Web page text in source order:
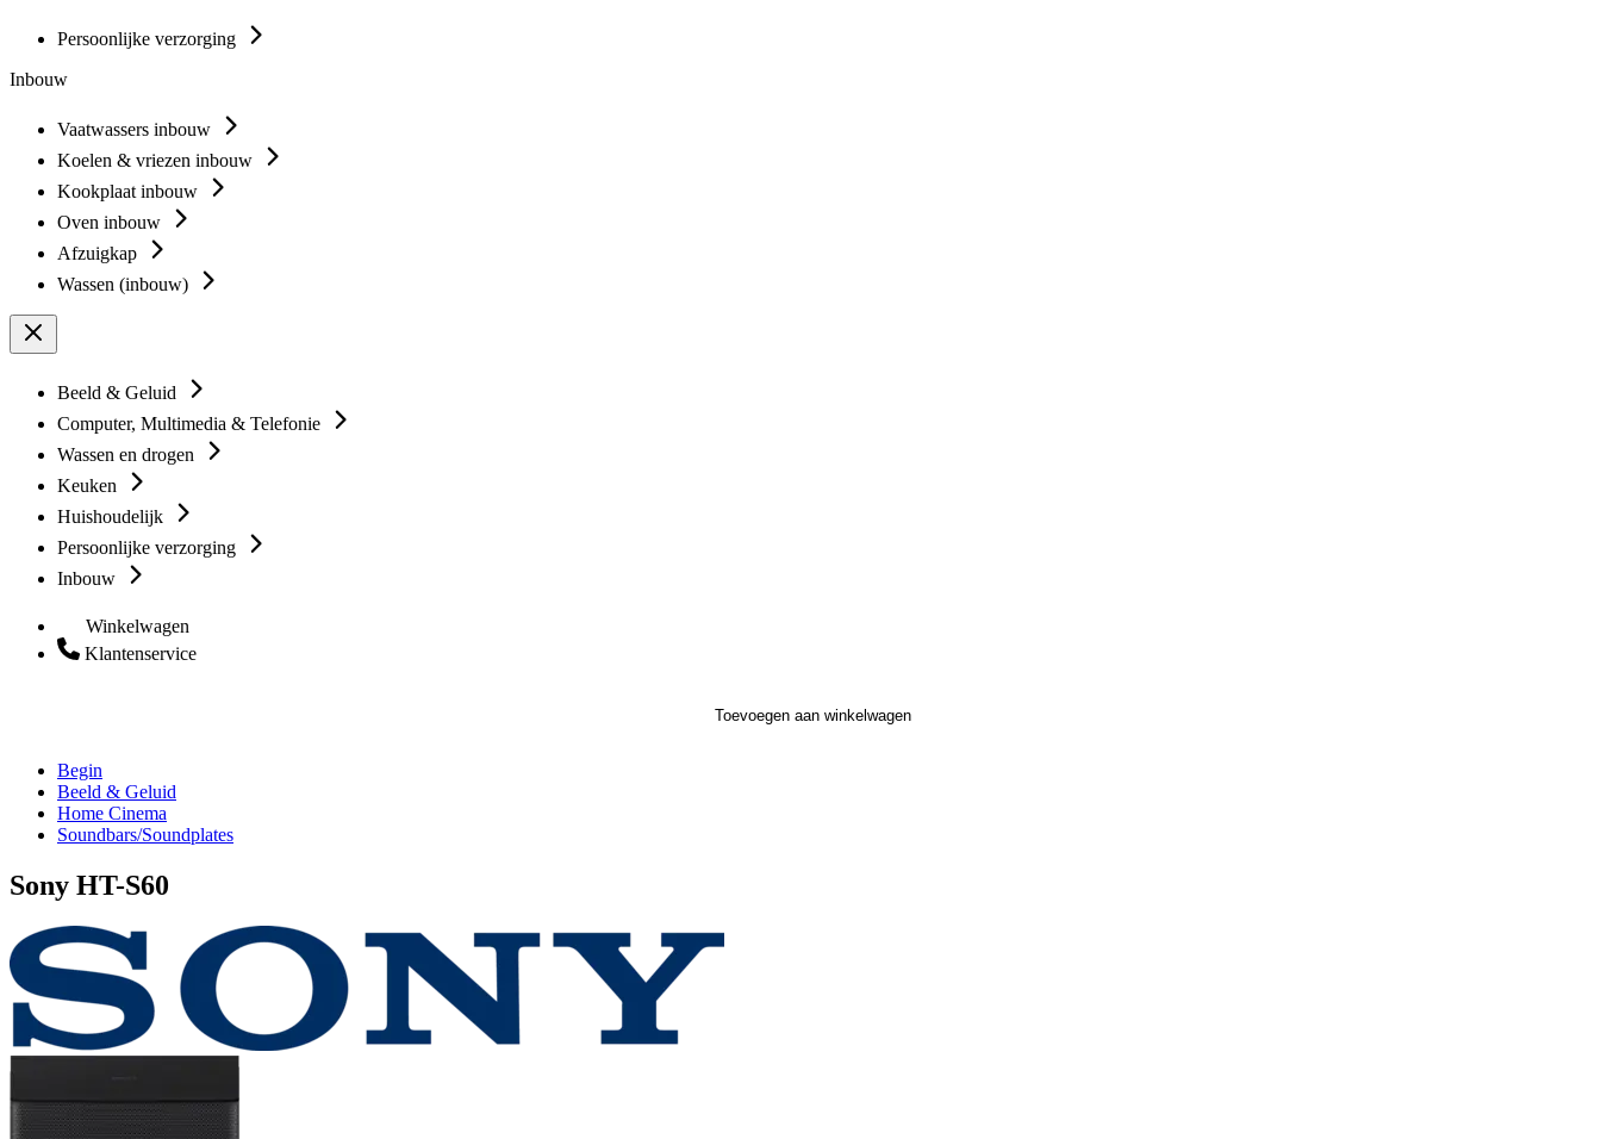
Persoonlijke verzorging
Inbouw
Vaatwassers inbouw
Koelen & vriezen inbouw
Kookplaat inbouw
Oven inbouw
Afzuigkap
Wassen (inbouw)
Beeld & Geluid
Computer, Multimedia & Telefonie
Wassen en drogen
Keuken
Huishoudelijk
Persoonlijke verzorging
Inbouw
Winkelwagen
Klantenservice
Toevoegen aan winkelwagen
Begin
Beeld & Geluid
Home Cinema
Soundbars/Soundplates
Sony HT-S60